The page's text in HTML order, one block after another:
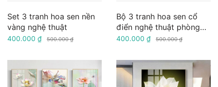
Set 3 tranh hoa sen nền
vàng nghệ thuật
400.000 ₫ 500.000 ₫
Bộ 3 tranh hoa sen cổ
điển nghệ thuật phòng
khách
400.000 ₫ 500.000 ₫